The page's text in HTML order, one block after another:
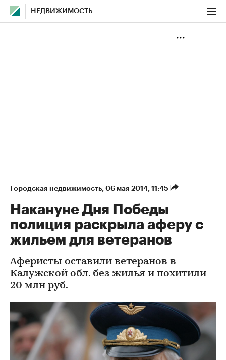
НЕДВИЖИМОСТЬ
Городская недвижимость⁠, 06 мая 2014, 11:45
Накануне Дня Победы
полиция раскрыла аферу с
жильем для ветеранов
Аферисты оставили ветеранов в
Калужской обл. без жилья и похитили
20 млн руб.